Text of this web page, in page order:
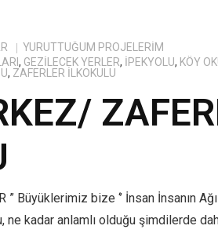
YÜRÜTTÜĞÜM PROJELERIM
, GEZILECEK YERLER, IPEKYOLU, KÖY
, ZAFERLER ILKOKULU
Büyüklerimiz bize ‘’ İnsan İnsanın
kadar anlamlı olduğu şimdilerde